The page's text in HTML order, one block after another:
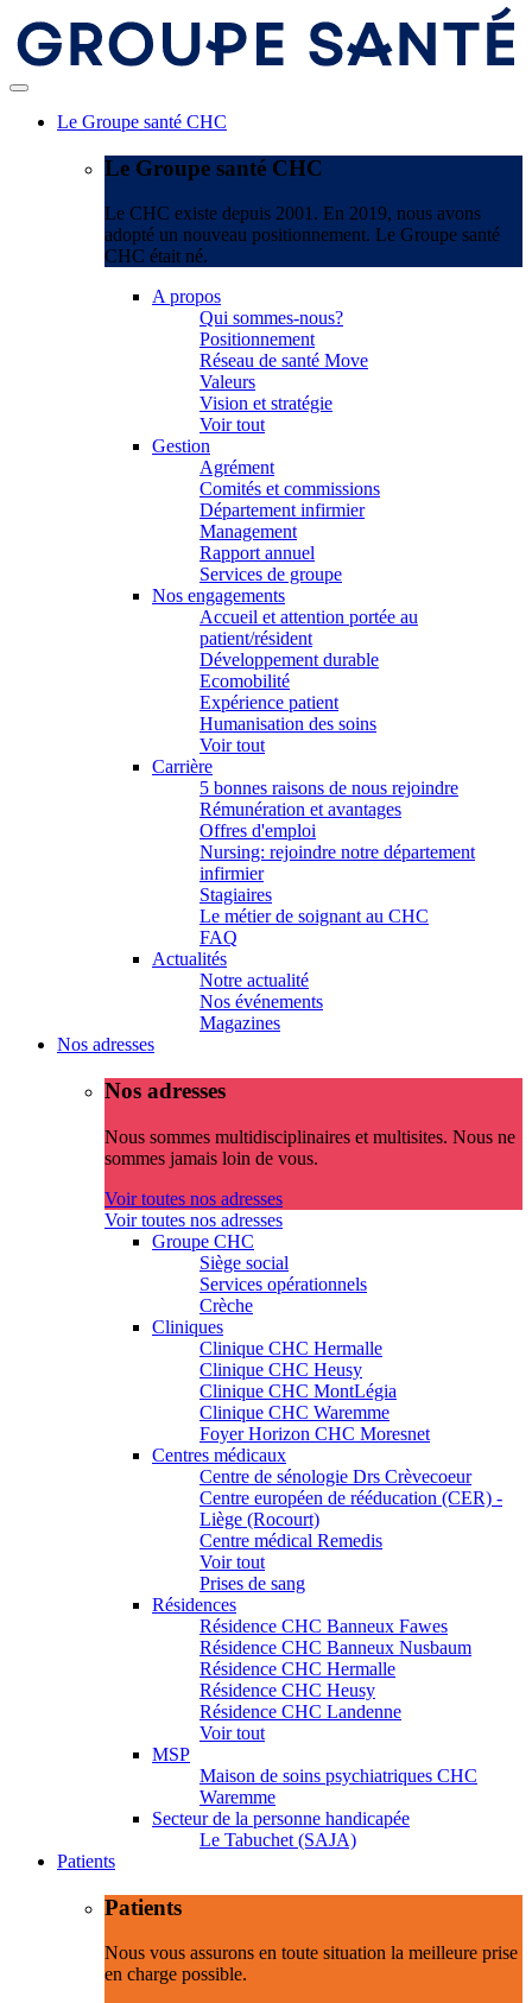
Le Groupe santé CHC
Le Groupe santé CHC
Le CHC existe depuis 2001. En 2019, nous avons
adopté un nouveau positionnement. Le Groupe santé
CHC était né.
A propos
Qui sommes-nous?
Positionnement
Réseau de santé Move
Valeurs
Vision et stratégie
Voir tout
Gestion
Agrément
Comités et commissions
Département infirmier
Management
Rapport annuel
Services de groupe
Nos engagements
Accueil et attention portée au
patient/résident
Développement durable
Ecomobilité
Expérience patient
Humanisation des soins
Voir tout
Carrière
5 bonnes raisons de nous rejoindre
Rémunération et avantages
Offres d'emploi
Nursing: rejoindre notre département
infirmier
Stagiaires
Le métier de soignant au CHC
FAQ
Actualités
Notre actualité
Nos événements
Magazines
Nos adresses
Nos adresses
Nous sommes multidisciplinaires et multisites. Nous ne
sommes jamais loin de vous.
Voir toutes nos adresses
Voir toutes nos adresses
Groupe CHC
Siège social
Services opérationnels
Crèche
Cliniques
Clinique CHC Hermalle
Clinique CHC Heusy
Clinique CHC MontLégia
Clinique CHC Waremme
Foyer Horizon CHC Moresnet
Centres médicaux
Centre de sénologie Drs Crèvecoeur
Centre européen de rééducation (CER) -
Liège (Rocourt)
Centre médical Remedis
Voir tout
Prises de sang
Résidences
Résidence CHC Banneux Fawes
Résidence CHC Banneux Nusbaum
Résidence CHC Hermalle
Résidence CHC Heusy
Résidence CHC Landenne
Voir tout
MSP
Maison de soins psychiatriques CHC
Waremme
Secteur de la personne handicapée
Le Tabuchet (SAJA)
Patients
Patients
Nous vous assurons en toute situation la meilleure prise
en charge possible.